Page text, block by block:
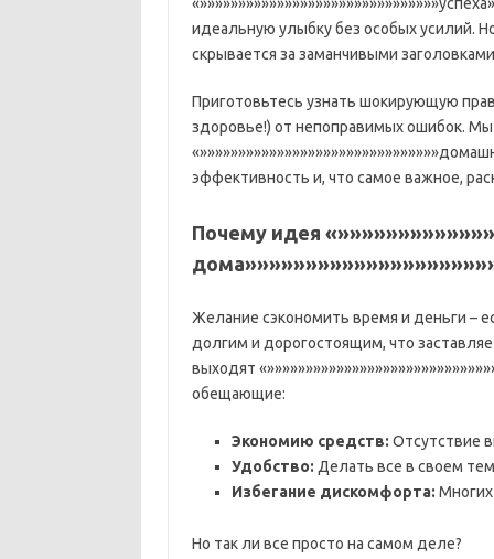
идеальную улыбку без особых усилий.
скрывается за заманчивыми
Приготовьтесь узнать шокирующую
здоровье!) от непоправимых ошибок.
эффективность и, что самое важное,
Почему идея
Желание сэкономить время и деньги –
долгим и дорогостоящим, что
выходят
обещающие:
Экономию средств: Отсутствие
Удобство: Делать все в своем
Избегание дискомфорта: Многих
Но так ли все просто на самом деле?